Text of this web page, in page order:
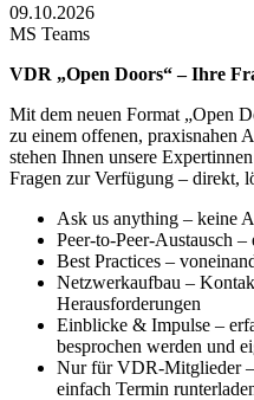
09.10.2026
MS Teams
VDR „Open Doors“ – Ihre
Mit dem neuen Format „Open
zu einem offenen, praxisnahen
stehen Ihnen unsere
Fragen zur Verfügung – direkt,
Ask us anything – keine
Peer-to-Peer-Austausch
Best Practices –
Netzwerkaufbau –
Herausforderungen
Einblicke & Impulse –
besprochen werden und
Nur für VDR-Mitglieder
einfach Termin